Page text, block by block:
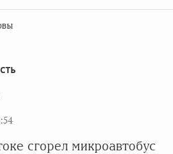
сгорел микроавтобус